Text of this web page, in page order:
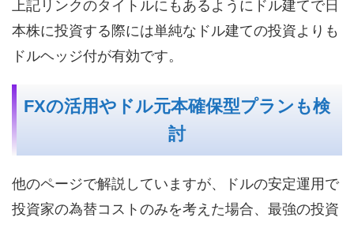
上記リンクのタイトルにもあるようにドル建てで日
本株に投資する際には単純なドル建ての投資よりも
ドルヘッジ付が有効です。
FXの活用やドル元本確保型プランも検
討
他のページで解説していますが、ドルの安定運用で
投資家の為替コストのみを考えた場合、最強の投資